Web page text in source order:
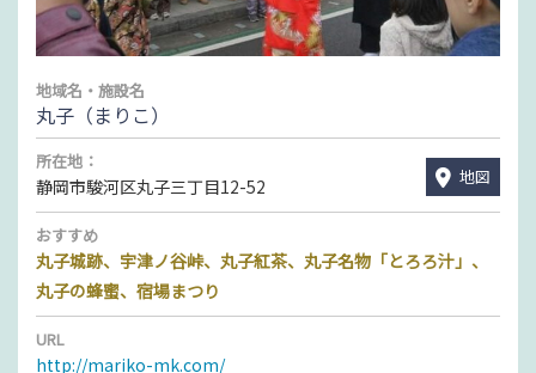
地域名・施設名
丸子（まりこ）
所在地：
静岡市駿河区丸子三丁目12-52 地図
おすすめ
丸子城跡、宇津ノ谷峠、丸子紅茶、丸子名物「とろろ汁」、
丸子の蜂蜜、宿場まつり
URL
http://mariko-mk.com/